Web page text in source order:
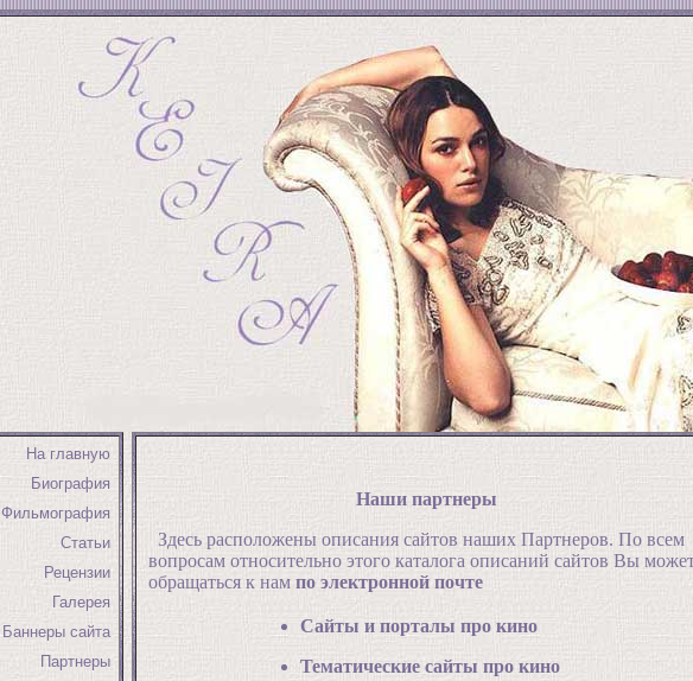
На главную
Биография
Фильмография
Статьи
Рецензии
Галерея
Баннеры сайта
Партнеры
Наши партнеры
Здесь расположены описания сайтов наших Партнеров. По всем
вопросам относительно этого каталога описаний сайтов Вы
обращаться к нам по электронной почте
Сайты и порталы про кино
Тематические сайты про кино